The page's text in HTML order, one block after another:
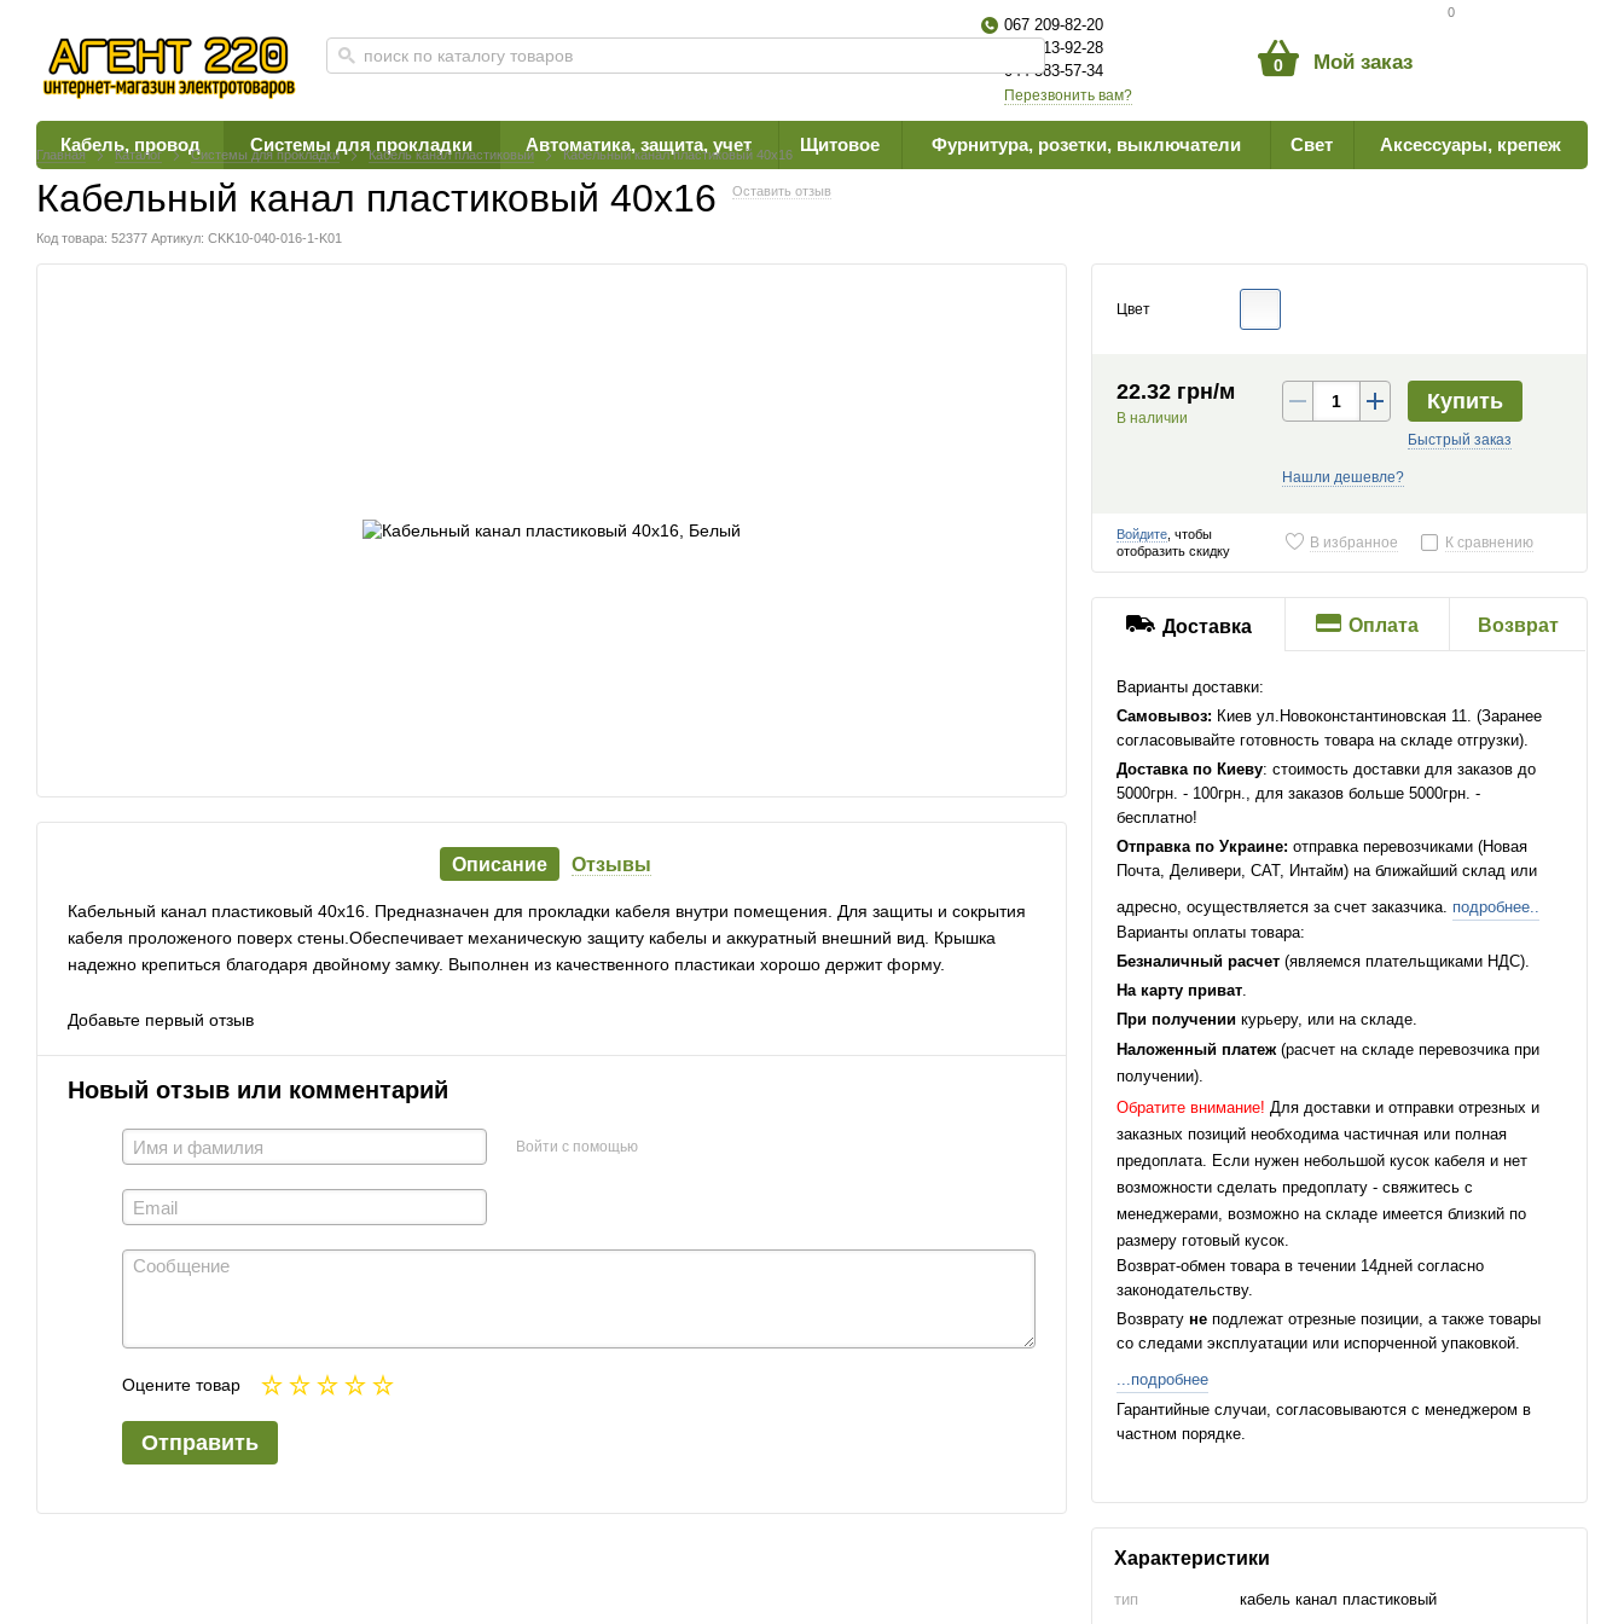
0
067 209-82-20
063 613-92-28
044 383-57-34
Перезвонить вам?
0 Мой заказ
Кабель, провод Системы для прокладки Автоматика, защита, учет Щитовое Фурнитура, розетки, выключатели Свет Аксессуары, крепеж
Главная Каталог Системы для прокладки Кабель канал пластиковый Кабельный канал пластиковый 40х16
Кабельный канал пластиковый 40х16 Оставить отзыв
Код товара: 52377 Артикул: CKK10-040-016-1-K01
Описание Отзывы
Кабельный канал пластиковый 40х16. Предназначен для прокладки кабеля внутри помещения. Для защиты и сокрытия
кабеля проложеного поверх стены.Обеспечивает механическую защиту кабелы и аккуратный внешний вид. Крышка
надежно крепиться благодаря двойному замку. Выполнен из качественного пластикаи хорошо держит форму.
Добавьте первый отзыв
Новый отзыв или комментарий
Войти с помощью
Оцените товар
Отправить
Цвет
22.32 грн/м
В наличии
Купить
Быстрый заказ
Нашли дешевле?
Войдите , чтобы
отобразить скидку
В избранное К сравнению
Доставка Оплата Возврат
Варианты доставки:
Самовывоз: Киев ул.Новоконстантиновская 11. (Заранее
согласовывайте готовность товара на складе отгрузки).
Доставка по Киеву: стоимость доставки для заказов до
5000грн. - 100грн., для заказов больше 5000грн. -
бесплатно!
Отправка по Украине: отправка перевозчиками (Новая
Почта, Деливери, САТ, Интайм) на ближайший склад или
адресно, осуществляется за счет заказчика. подробнее..
Варианты оплаты товара:
Безналичный расчет (являемся плательщиками НДС).
На карту приват.
При получении курьеру, или на складе.
Наложенный платеж(расчет на складе перевозчика при
получении).
Обратите внимание! Для доставки и отправки отрезных и
заказных позиций необходима частичная или полная
предоплата. Если нужен небольшой кусок кабеля и нет
возможности сделать предоплату - свяжитесь с
менеджерами, возможно на складе имеется близкий по
размеру готовый кусок.
Возврат-обмен товара в течении 14дней согласно
законодательству.
Возвратуне подлежат отрезные позиции, а также товары
со следами эксплуатации или испорченной упаковкой.
...подробнее
Гарантийные случаи, согласовываются с менеджером в
частном порядке.
Характеристики
тип
кабель канал пластиковый